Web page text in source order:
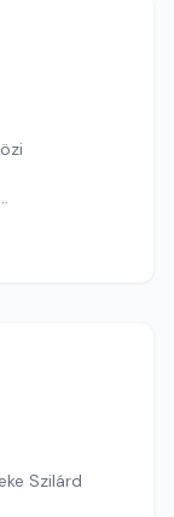
Szilárd